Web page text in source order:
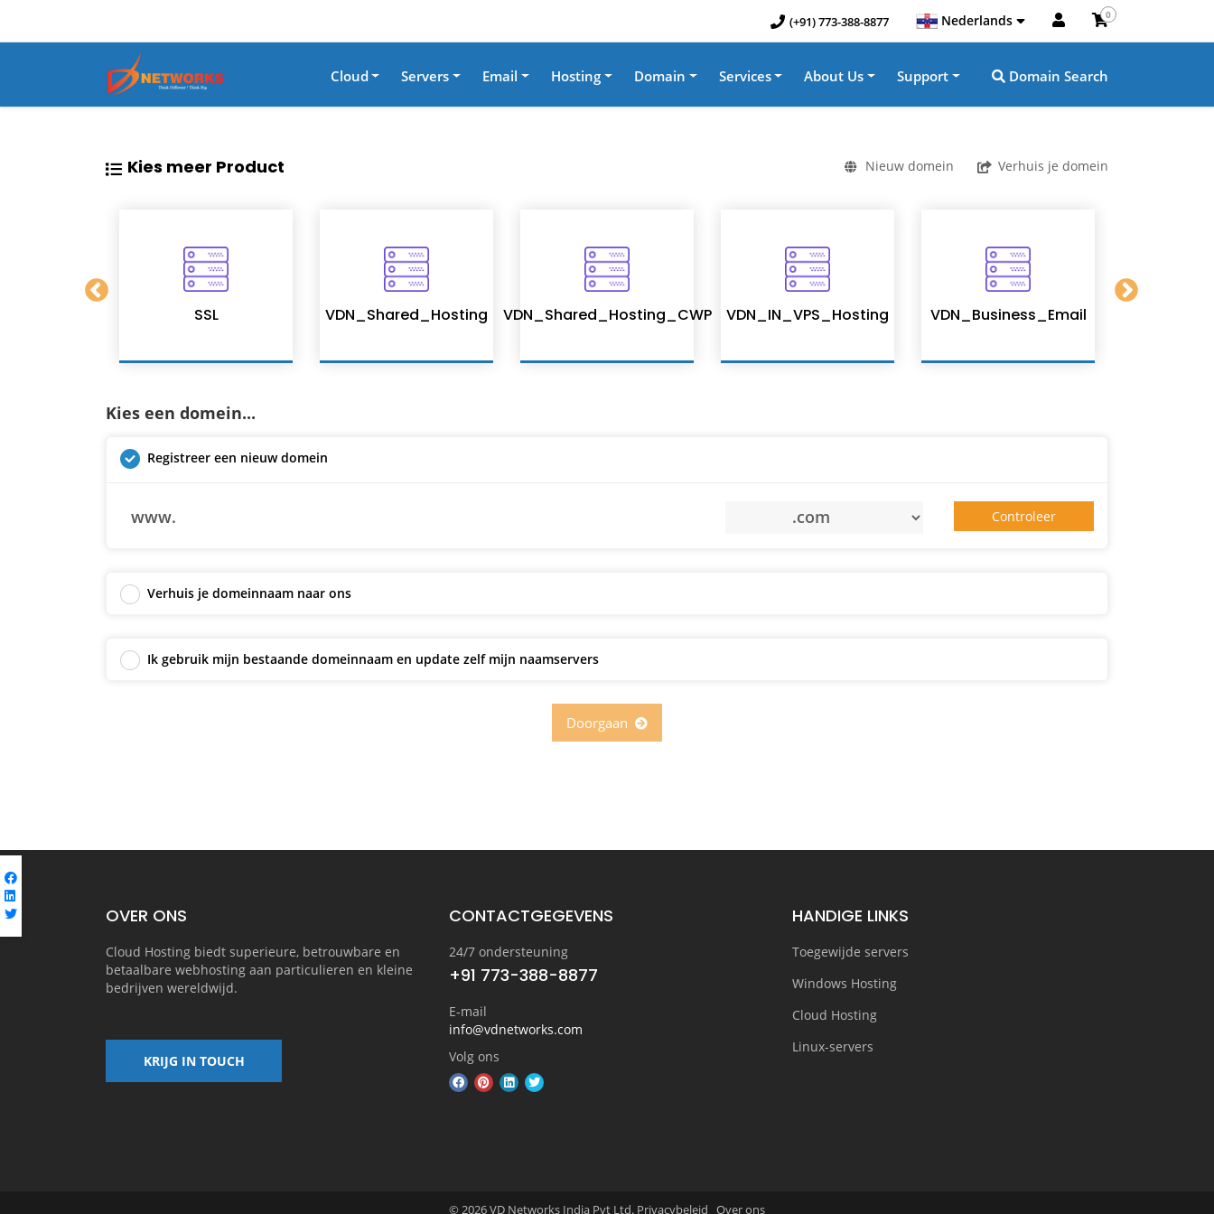
(+91) 773-388-8877 Nederlands 0
Cloud Servers Email Hosting Domain Services About Us Support Domain Search
Kies meer Product Nieuw domein Verhuis je domein
SSL VDN_Shared_Hosting VDN_Shared_Hosting_CWP VDN_IN_VPS_Hosting VDN_Business_Email
Kies een domein...
Registreer een nieuw domein
www. Controleer
Verhuis je domeinnaam naar ons
Ik gebruik mijn bestaande domeinnaam en update zelf mijn naamservers
OVER ONS
Cloud Hosting biedt superieure, betrouwbare en
betaalbare webhosting aan particulieren en kleine
bedrijven wereldwijd.
KRIJG IN TOUCH
CONTACTGEGEVENS
24/7 ondersteuning
+91 773-388-8877
E-mail
info@vdnetworks.com
Volg ons
HANDIGE LINKS
Toegewijde servers
Windows Hosting
Cloud Hosting
Linux-servers
© 2026 VD Networks India Pvt Ltd. Privacybeleid Over ons